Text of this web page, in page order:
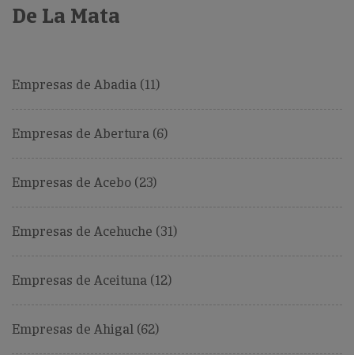
De La Mata
Empresas de Abadia (11)
Empresas de Abertura (6)
Empresas de Acebo (23)
Empresas de Acehuche (31)
Empresas de Aceituna (12)
Empresas de Ahigal (62)